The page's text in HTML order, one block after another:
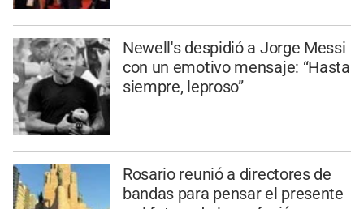
Newell's despidió a Jorge Messi
con un emotivo mensaje: “Hasta
siempre, leproso”
Rosario reunió a directores de
bandas para pensar el presente